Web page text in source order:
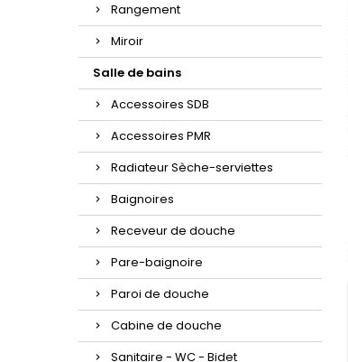
Rangement
Miroir
Salle de bains
Accessoires SDB
Accessoires PMR
Radiateur Sèche-serviettes
Baignoires
Receveur de douche
Pare-baignoire
Paroi de douche
Cabine de douche
Sanitaire - WC - Bidet